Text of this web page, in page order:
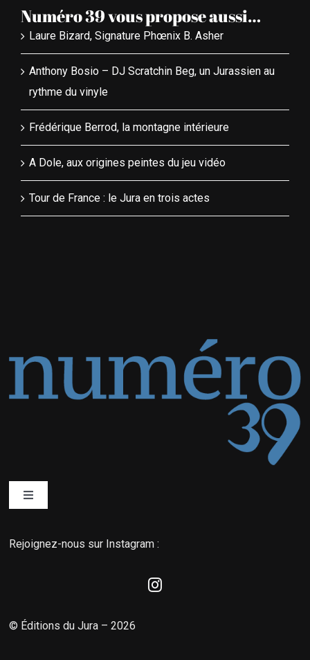
Numéro 39 vous propose aussi…
Laure Bizard, Signature Phœnix B. Asher
Anthony Bosio – DJ Scratchin Beg, un Jurassien au
rythme du vinyle
Frédérique Berrod, la montagne intérieure
A Dole, aux origines peintes du jeu vidéo
Tour de France : le Jura en trois actes
Toggle
La boutique MyNordic
Rejoignez-nous sur Instagram :
© Éditions du Jura – 2026